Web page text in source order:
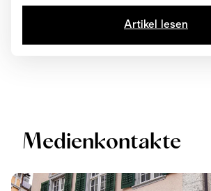
Artikel lesen
Medienkontakte